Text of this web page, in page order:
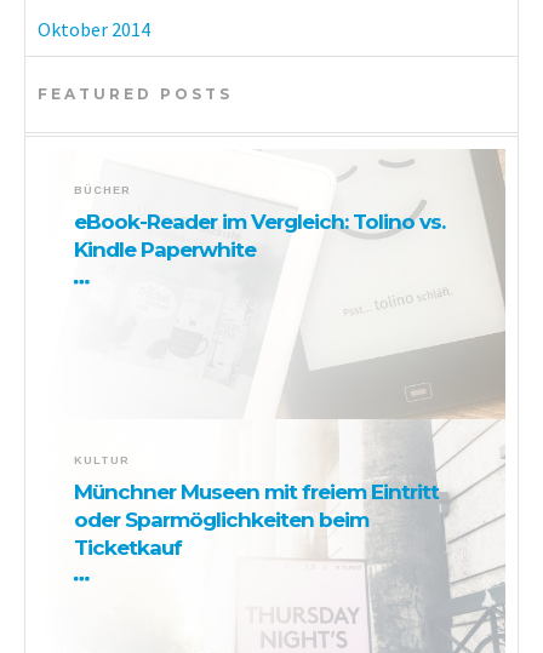
Oktober 2014
FEATURED POSTS
BÜCHER
eBook-Reader im Vergleich: Tolino vs.
Kindle Paperwhite
KULTUR
Münchner Museen mit freiem Eintritt
oder Sparmöglichkeiten beim
Ticketkauf